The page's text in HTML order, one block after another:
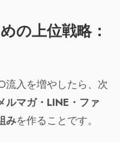
の上位戦略：
流入を増やしたら、次
ルマガ・LINE・ファ
みを作ることです。